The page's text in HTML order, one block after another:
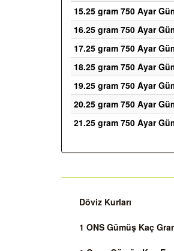
15.25 gram 750 Ayar
16.25 gram 750 Ayar
17.25 gram 750 Ayar
18.25 gram 750 Ayar
19.25 gram 750 Ayar
20.25 gram 750 Ayar
21.25 gram 750 Ayar
Döviz Kurları
1 ONS Gümüş Kaç